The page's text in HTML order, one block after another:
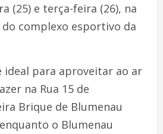
(25) e terça-feira (26), na
complexo esportivo da
ideal para aproveitar ao ar
na Rua 15 de
Brique de Blumenau
o Blumenau